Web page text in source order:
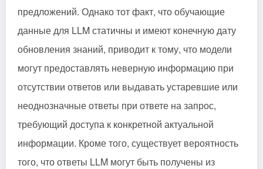
предложений. Однако тот факт, что обучающие
данные для LLM статичны и имеют конечную дату
обновления знаний, приводит к тому, что модели
могут предоставлять неверную информацию при
отсутствии ответов или выдавать устаревшие или
неоднозначные ответы при ответе на запрос,
требующий доступа к конкретной актуальной
информации. Кроме того, существует вероятность
того, что ответы LLM могут быть получены из